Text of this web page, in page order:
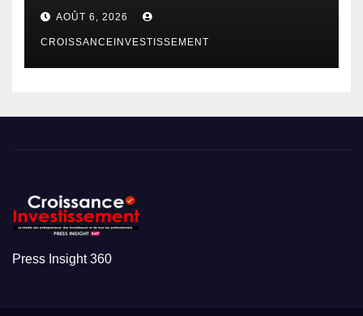
AOÛT 6, 2026
CROISSANCEINVESTISSEMENT
Press Insight 360